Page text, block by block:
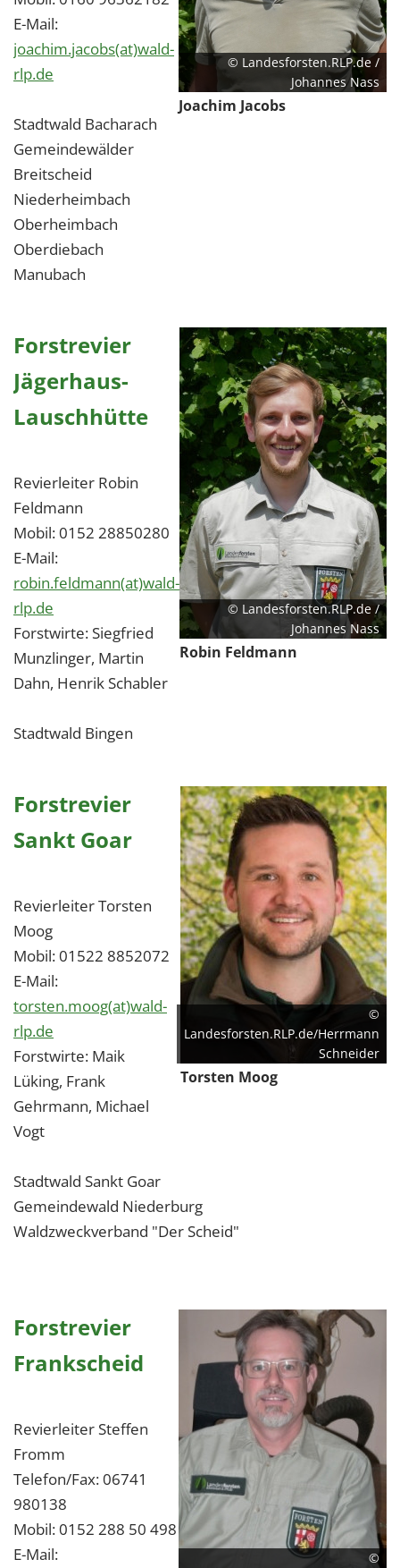
© Landesforsten.RLP.de /
Johannes Nass
Joachim Jacobs
E-Mail:
joachim.jacobs(at)wald-
rlp.de
Stadtwald Bacharach
Gemeindewälder
Breitscheid
Niederheimbach
Oberheimbach
Oberdiebach
Manubach
© Landesforsten.RLP.de /
Johannes Nass
Robin Feldmann
Forstrevier
Jägerhaus-
Lauschhütte
Revierleiter Robin
Feldmann
Mobil: 0152 28850280
E-Mail:
robin.feldmann(at)wald-
rlp.de
Forstwirte: Siegfried
Munzlinger, Martin
Dahn, Henrik Schabler
Stadtwald Bingen
©
Landesforsten.RLP.de/Herrmann
Schneider
Torsten Moog
Forstrevier
Sankt Goar
Revierleiter Torsten
Moog
Mobil: 01522 8852072
E-Mail:
torsten.moog(at)wald-
rlp.de
Forstwirte: Maik
Lüking, Frank
Gehrmann, Michael
Vogt
Stadtwald Sankt Goar
Gemeindewald Niederburg
Waldzweckverband "Der Scheid"
©
Forstrevier
Frankscheid
Revierleiter Steffen
Fromm
Telefon/Fax: 06741
980138
Mobil: 0152 288 50 498
E-Mail: